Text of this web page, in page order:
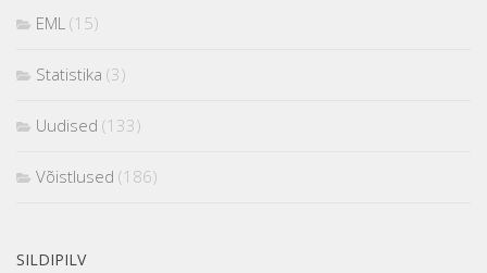
EML (15)
Statistika (3)
Uudised (133)
Võistlused (186)
SILDIPILV